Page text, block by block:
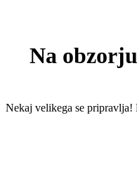
Na
Nekaj ​​velikega se